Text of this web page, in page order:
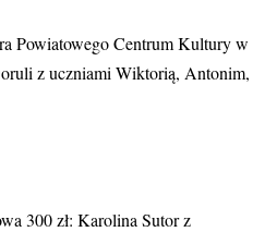
Powiatowego Centrum Kultury w
z uczniami Wiktorią, Antonim,
300 zł: Karolina Sutor z